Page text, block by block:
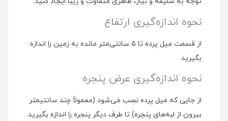
نحوه اندازه‌گیری ارتفاع
از قسمت میل پرده تا ۵ سانتی‌متر مانده به زمین را اندازه
بگیرید.
نحوه اندازه‌گیری عرض پنجره
از جایی که میل پرده نصب می‌شود (معمولاً چند سانتیمتر
بیرون از لبه‌های پنجره) تا طرف دیگر پنجره را اندازه بگیرید.